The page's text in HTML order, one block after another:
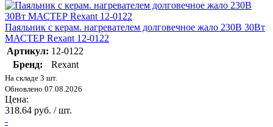
Паяльник с керам. нагревателем долговечное жало 230В 30Вт
МАСТЕР Rexant 12-0122
Артикул: 12-0122
Бренд:
Rexant
На складе 3 шт.
Обновлено 07.08.2026
Цена:
318.64 руб. / шт.
-